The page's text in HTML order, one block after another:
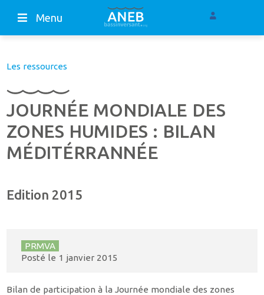
Menu
Les ressources
JOURNÉE MONDIALE DES
ZONES HUMIDES : BILAN
MÉDITÉRRANNÉE
Edition 2015
PRMVA
Posté le 1 janvier 2015
Bilan de participation à la Journée mondiale des zones